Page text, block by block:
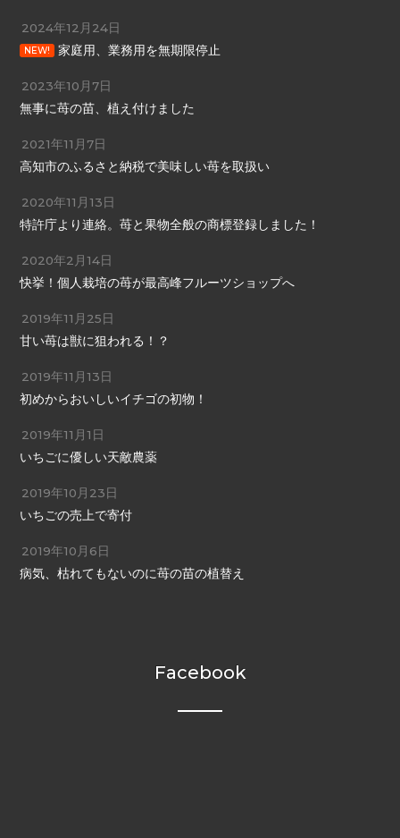
2024年12月24日
NEW! 家庭用、業務用を無期限停止
2023年10月7日
無事に苺の苗、植え付けました
2021年11月7日
高知市のふるさと納税で美味しい苺を取扱い
2020年11月13日
特許庁より連絡。苺と果物全般の商標登録しました！
2020年2月14日
快挙！個人栽培の苺が最高峰フルーツショップへ
2019年11月25日
甘い苺は獣に狙われる！？
2019年11月13日
初めからおいしいイチゴの初物！
2019年11月1日
いちごに優しい天敵農薬
2019年10月23日
いちごの売上で寄付
2019年10月6日
病気、枯れてもないのに苺の苗の植替え
Facebook